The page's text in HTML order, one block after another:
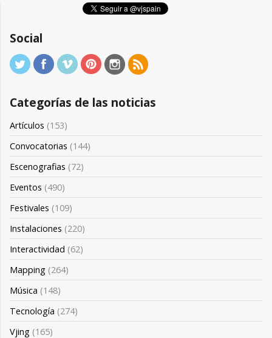
Social
Categorías de las noticias
Artículos (153)
Convocatorias (144)
Escenografias (72)
Eventos (490)
Festivales (109)
Instalaciones (220)
Interactividad (62)
Mapping (264)
Música (148)
Tecnología (274)
Vjing (165)